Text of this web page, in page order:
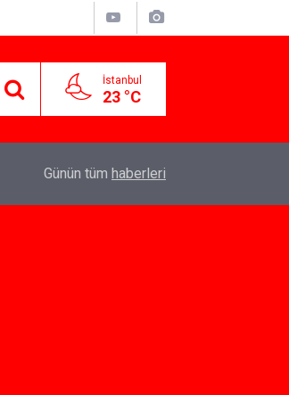
İstanbul
23 °C
Özlem Drahyalı Kimdir, Nereli ve Kaç
Günün tüm haberleri